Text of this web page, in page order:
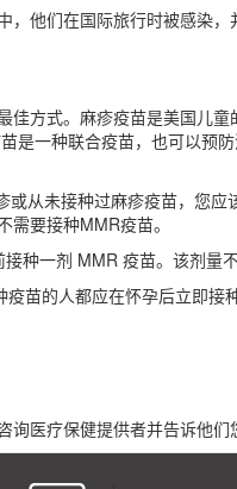
，他们在国际旅行时被感染
佳方式。麻疹疫苗是美国儿
是一种联合疫苗，也可以预
从未接种过麻疹疫苗，您
要接种MMR疫苗。
种一剂 MMR 疫苗。该剂量
苗的人都应在怀孕后立即接
询医疗保健提供者并告诉他们